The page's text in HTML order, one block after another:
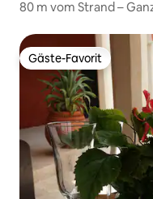
80 m vom Strand –
Gäste-Favorit
Gäste-Favorit